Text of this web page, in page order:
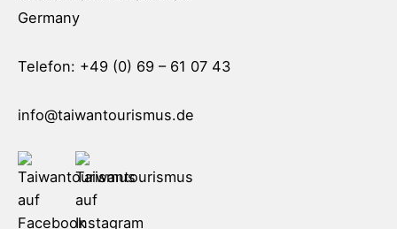
Germany
Telefon: +49 (0) 69 – 61 07 43
info@taiwantourismus.de